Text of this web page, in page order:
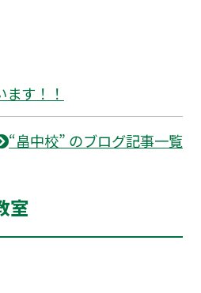
す！！
“畠中校” のブログ記事一覧
室